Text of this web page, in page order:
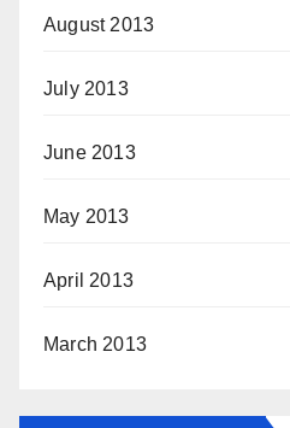
August 2013
July 2013
June 2013
May 2013
April 2013
March 2013